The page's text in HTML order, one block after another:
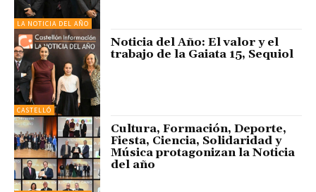
LA NOTICIA DEL AÑO
CASTELLÓ
Noticia del Año: El valor y el
trabajo de la Gaiata 15, Sequiol
Cultura, Formación, Deporte,
Fiesta, Ciencia, Solidaridad y
Música protagonizan la Noticia
del año